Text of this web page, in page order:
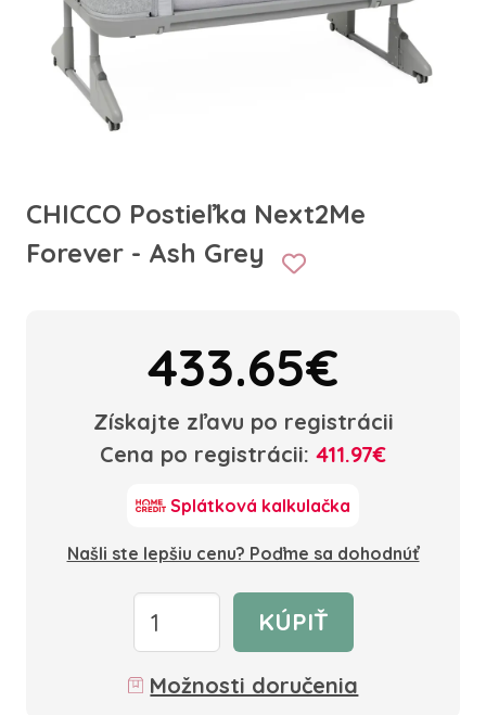
CHICCO Postieľka Next2Me
Forever - Ash Grey
433.65€
Získajte zľavu po registrácii
Cena po registrácii: 411.97€
Splátková kalkulačka
Našli ste lepšiu cenu? Poďme sa dohodnúť
KÚPIŤ
Možnosti doručenia